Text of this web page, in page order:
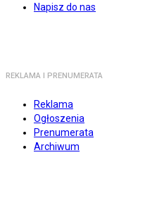
Napisz do nas
REKLAMA I PRENUMERATA
Reklama
Ogłoszenia
Prenumerata
Archiwum